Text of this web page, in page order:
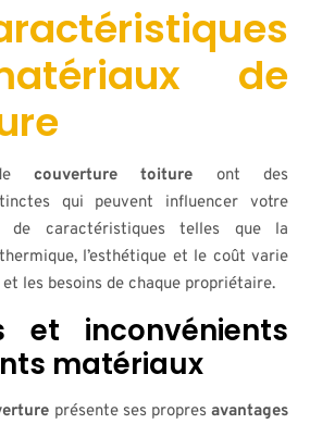
de
couverture toiture ont des
qui peuvent influencer votre
de caractéristiques telles que la
l’esthétique et le coût varie
les besoins de chaque propriétaire.
et inconvénients
matériaux
présente ses propresavantages